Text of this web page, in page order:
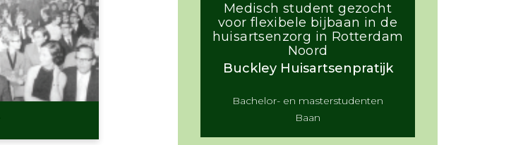
Medisch student gezocht
voor flexibele bijbaan in de
huisartsenzorg in Rotterdam
Noord
Buckley Huisartsenpratijk
Bachelor- en masterstudenten
Baan